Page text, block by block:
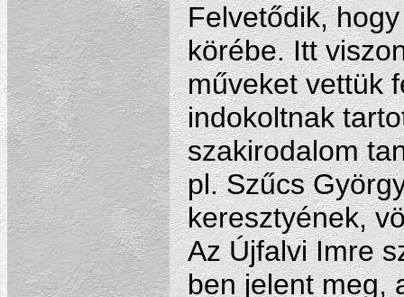
Felvetődik,
körébe. Itt
műveket vettük
indokoltnak
szakirodalom
pl. Szűcs
keresztyének,
Az Újfalvi Imre
ben jelent meg,